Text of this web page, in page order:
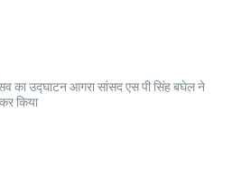
का उद्घाटन आगरा सांसद एस पी सिंह बघेल ने
किया